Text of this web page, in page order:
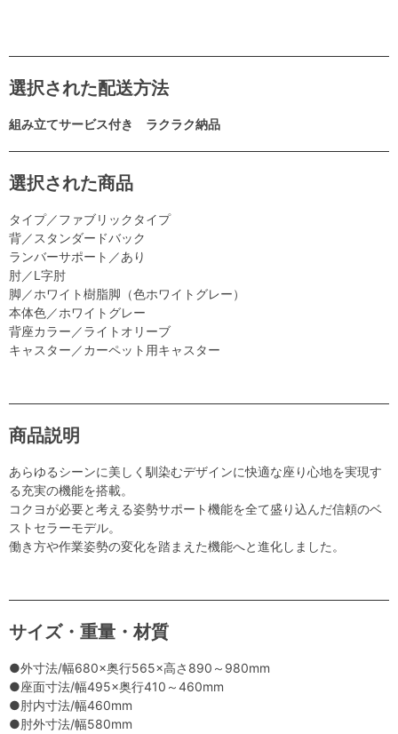
選択された配送方法
組み立てサービス付き ラクラク納品
選択された商品
タイプ／ファブリックタイプ
背／スタンダードバック
ランバーサポート／あり
肘／L字肘
脚／ホワイト樹脂脚（色ホワイトグレー）
本体色／ホワイトグレー
背座カラー／ライトオリーブ
キャスター／カーペット用キャスター
商品説明
あらゆるシーンに美しく馴染むデザインに快適な座り心地を実現す
る充実の機能を搭載。
コクヨが必要と考える姿勢サポート機能を全て盛り込んだ信頼のベ
ストセラーモデル。
働き方や作業姿勢の変化を踏まえた機能へと進化しました。
サイズ・重量・材質
●外寸法/幅680×奥行565×高さ890～980mm
●座面寸法/幅495×奥行410～460mm
●肘内寸法/幅460mm
●肘外寸法/幅580mm